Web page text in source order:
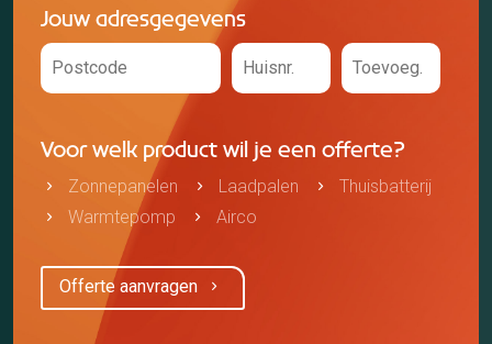
Jouw adresgegevens
Voor welk product wil je een offerte?
Zonnepanelen Laadpalen
Thuisbatterij
Warmtepomp
Airco
Offerte aanvragen